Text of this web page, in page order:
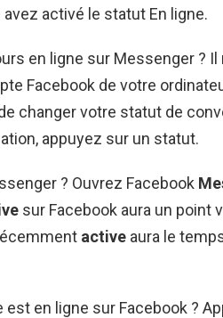
activé le statut En ligne.
en ligne sur Messenger ? Il
Facebook de votre
changer votre statut de
appuyez sur un statut.
? Ouvrez Facebook
sur Facebook aura un point
active aura le
en ligne sur Facebook ?